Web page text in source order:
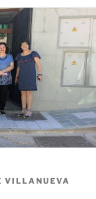
VILLANUEVA